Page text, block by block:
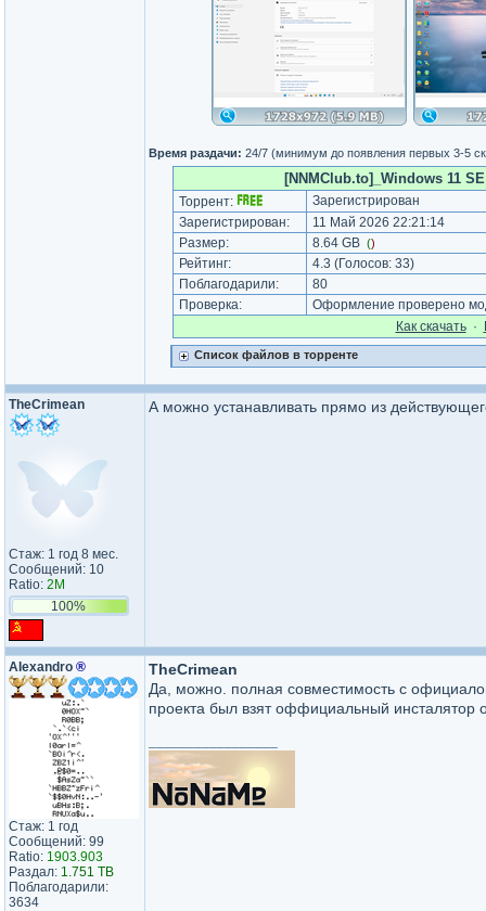
Время раздачи: 24/7 (минимум до появления первых 3-5
[NNMClub.to]_Windows 11
Торрент:
Зарегистрирован
Зарегистрирован:
11 Май 2026 22:21:14
Размер:
8.64 GB ()
Рейтинг: 4.3 (Голосов: 33)
Поблагодарили:
80
Проверка:
Оформление проверено
Как cкачать·
Список файлов в торренте
TheCrimean
Стаж: 1 год 8 мес.
Сообщений: 10
Ratio: 2M
100%
А можно устанавливать прямо из
AIexandro ®
Стаж: 1 год
Сообщений: 99
Ratio: 1903.903
Раздал: 1.751 TB
Поблагодарили:
3634
TheCrimean
Да, можно. полная совместимость с
проекта был взят оффициальный инсталятор